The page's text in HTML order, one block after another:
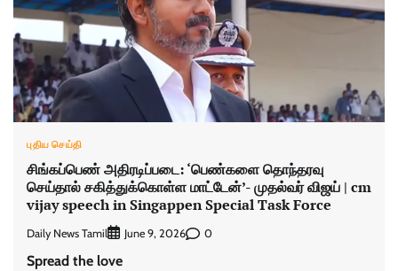
புதிய செய்தி
சிங்கப்பெண் அதிரடிப்படை: ‘பெண்களை தொந்தரவு
செய்தால் சகித்துக்கொள்ள மாட்டேன்’- முதல்வர் விஜய் | cm
vijay speech in Singappen Special Task Force
Daily News Tamil June 9, 2026 0
Spread the love